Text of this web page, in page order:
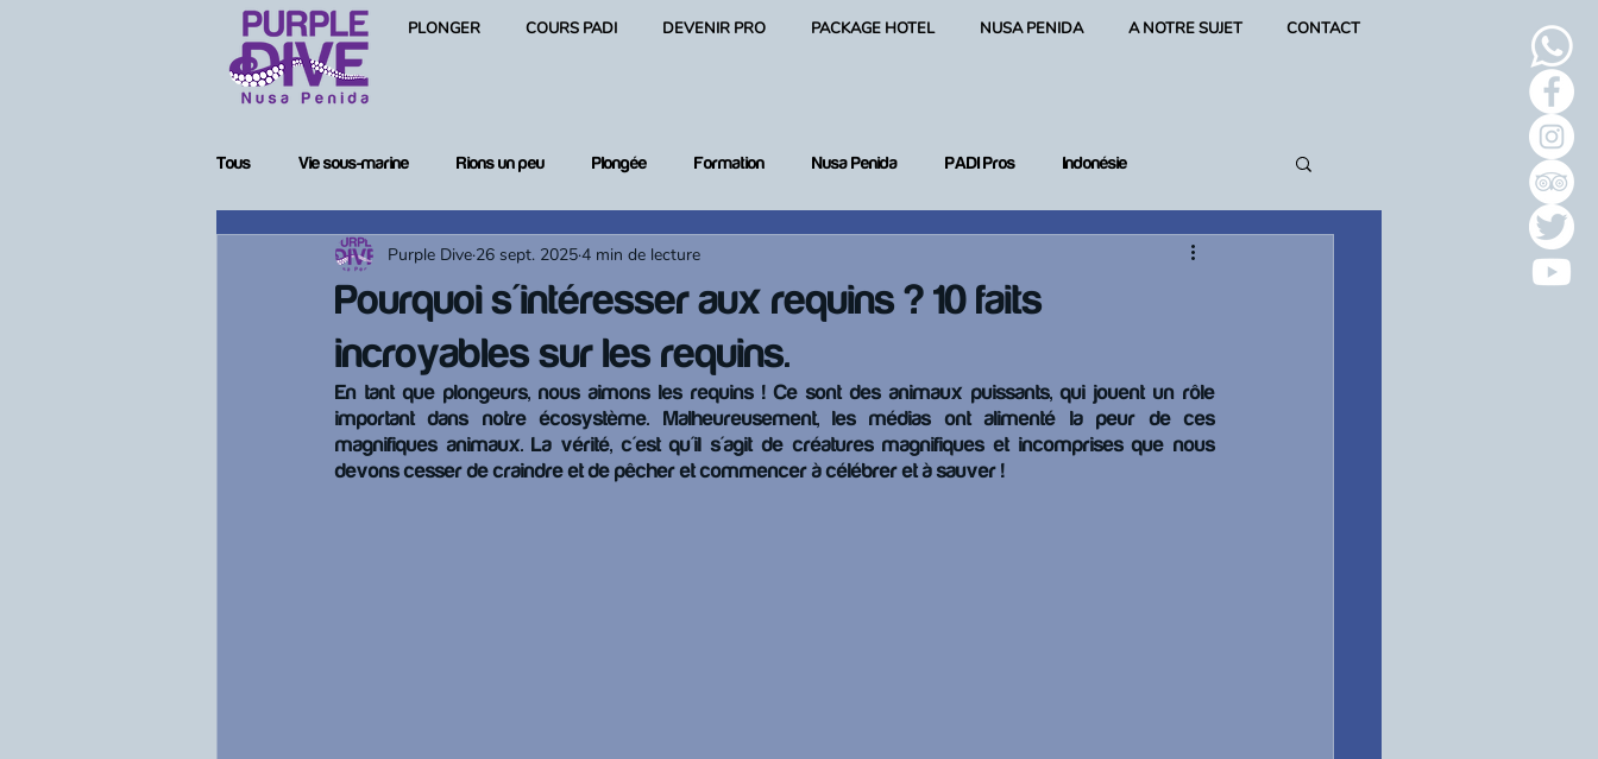
PLONGER COURS PADI DEVENIR PRO PACKAGE HOTEL NUSA PENIDA A NOTRE SUJET CONTACT
Tous Vie sous-marine Rions un peu Plongée Formation Nusa Penida PADI Pros Indonésie
Femmes en plongée Matériel de plongée
Pourquoi s'intéresser aux requins ? 10 faits
incroyables sur les requins.
Purple Dive 26 sept. 20254 min de lecture
En tant que plongeurs, nous aimons les requins ! Ce sont des animaux puissants, qui jouent un rôle
important dans notre écosystème. Malheureusement, les médias ont alimenté la peur de ces
magnifiques animaux. La vérité, c'est qu'il s'agit de créatures magnifiques et incomprises que nous
devons cesser de craindre et de pêcher et commencer à célébrer et à sauver !